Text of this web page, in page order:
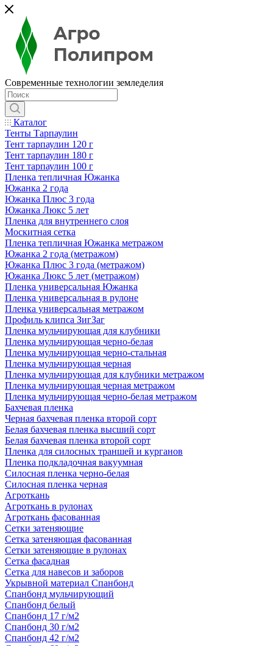
Современные технологии земледелия
Каталог
Тенты Тарпаулин
Тент тарпаулин 120 г
Тент тарпаулин 180 г
Тент тарпаулин 100 г
Пленка тепличная Южанка
Южанка 2 года
Южанка Плюс 3 года
Южанка Люкс 5 лет
Пленка для внутреннего слоя
Москитная сетка
Пленка тепличная Южанка метражом
Южанка 2 года (метражом)
Южанка Плюс 3 года (метражом)
Южанка Люкс 5 лет (метражом)
Пленка универсальная Южанка
Пленка универсальная в рулоне
Пленка универсальная метражом
Профиль клипса ЗигЗаг
Пленка мульчирующая для клубники
Пленка мульчирующая черно-белая
Пленка мульчирующая черно-стальная
Пленка мульчирующая черная
Пленка мульчирующая для клубники метражом
Пленка мульчирующая черная метражом
Пленка мульчирующая черно-белая метражом
Бахчевая пленка
Черная бахчевая пленка второй сорт
Белая бахчевая пленка высший сорт
Белая бахчевая пленка второй сорт
Пленка для силосных траншей и курганов
Пленка подкладочная вакуумная
Силосная пленка черно-белая
Силосная пленка черная
Агроткань
Агроткань в рулонах
Агроткань фасованная
Сетки затеняющие
Сетка затеняющая фасованная
Сетки затеняющие в рулонах
Сетка фасадная
Сетка для навесов и заборов
Укрывной материал Спанбонд
Спанбонд мульчирующий
Спанбонд белый
Спанбонд 17 г/м2
Спанбонд 30 г/м2
Спанбонд 42 г/м2